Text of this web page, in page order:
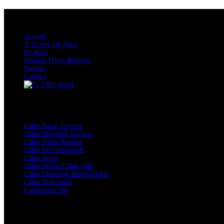
Aide rapide : Contactez l'un de nos experts et nous vous
Accueil
À Propos De Nous
Produits
Histoire D'une Réussite
Soutien
Contact
Français
Câble Basse Tension
Câble Moyenne Tension
Câble Haute Tension
Câble De Commande
Câble Armé
Câble Aérien/câble ABC
Câble D'énergie Renouvelable
Câble D'incendie
Conducteur Nu